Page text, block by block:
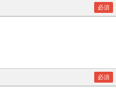
必須
必須